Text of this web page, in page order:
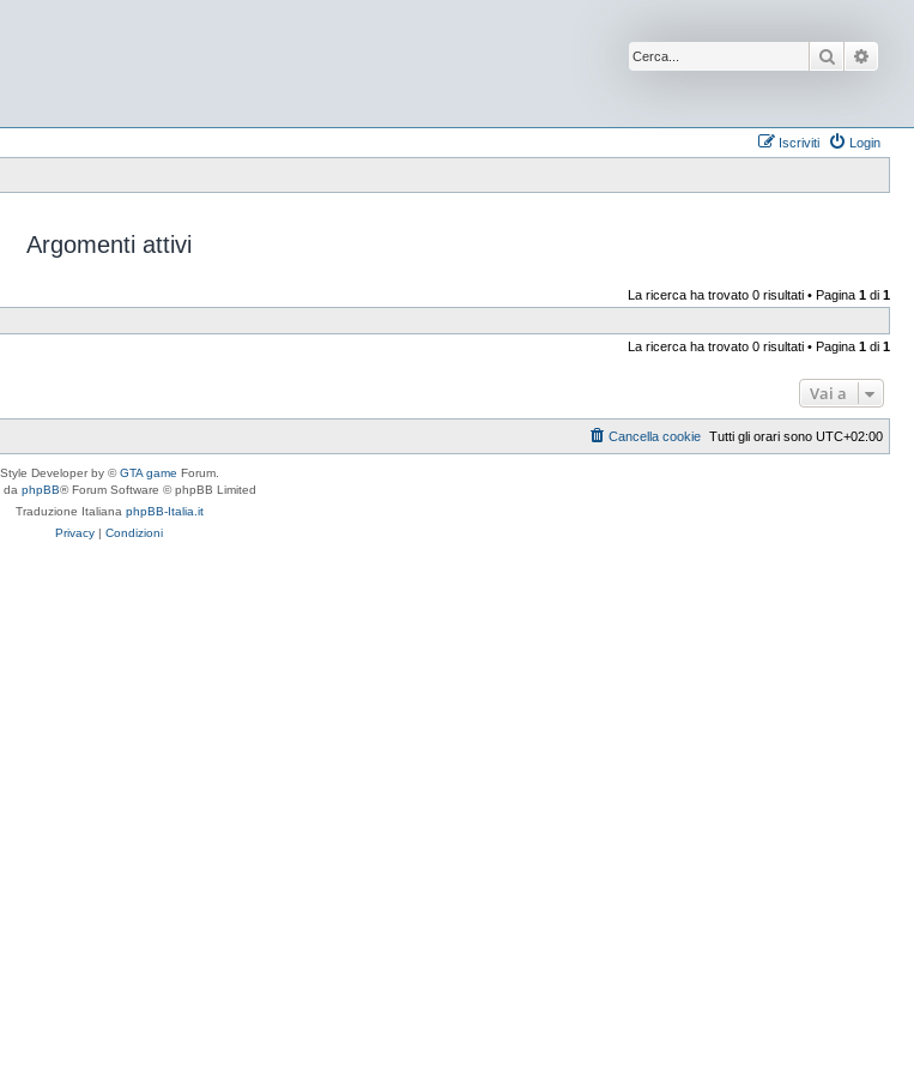
Cerca
Login
Iscriviti
Argomenti attivi
La ricerca ha trovato 0 risultati • Pagina 1 di 1
La ricerca ha trovato 0 risultati • Pagina 1 di 1
Vai a
Tutti gli orari sono UTC+02:00
Cancella cookie
Style Developer by ©GTA game Forum.
da phpBB® Forum Software © phpBB Limited
Traduzione Italiana phpBB-Italia.it
Privacy | Condizioni